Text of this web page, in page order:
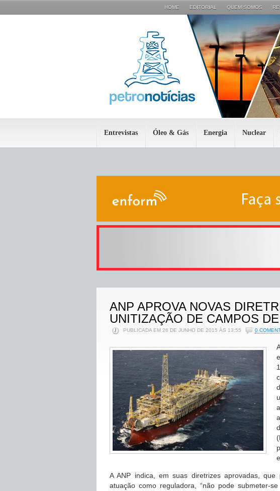
HOME EDITORIAL QUEM SOMOS
Entrevistas Óleo & Gás Energia Nuclear
ANP APROVA NOVAS
UNITIZAÇÃO DE CAMPOS
PUBLICADA EM 26 DE JUNHO DE 2015 ÀS 13:55 0
A ANP indica, em suas diretrizes aprovadas,
atuação como reguladora, “não pode submeter-